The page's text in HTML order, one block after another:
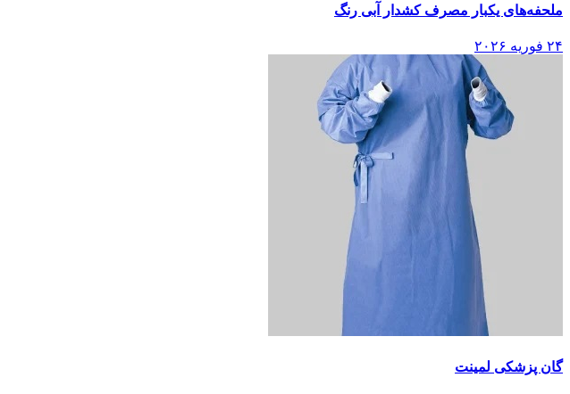
ملحفه‌های یکبار مصرف کشدار آبی رنگ
۲۴ فوریه ۲۰۲۶
گان پزشکی لمینت